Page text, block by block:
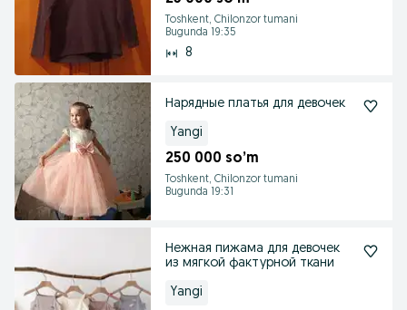
Toshkent, Chilonzor tumani
Bugunda 19:35
8
Нарядные платья для девочек
Yangi
250 000 so’m
Toshkent, Chilonzor tumani
Bugunda 19:31
Нежная пижама для девочек
из мягкой фактурной ткани
Yangi